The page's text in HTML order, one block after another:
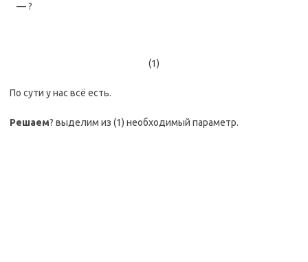
— ?
(1)
По сути у нас всё есть.
Решаем? выделим из (1) необходимый параметр.